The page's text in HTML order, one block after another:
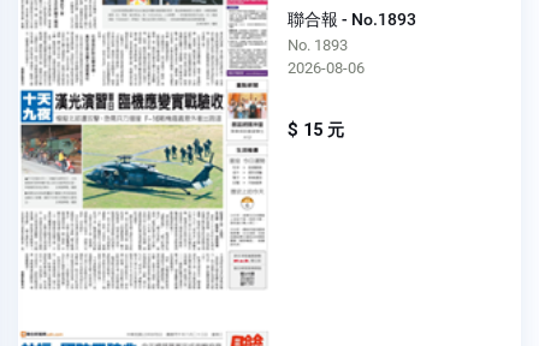
聯合報 - No.1893
No. 1893
2026-08-06
$ 15 元